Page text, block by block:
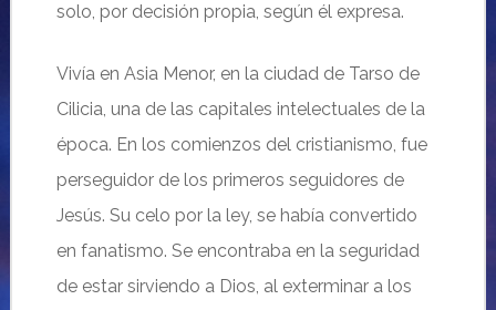
solo, por decisión propia, según él expresa.
Vivía en Asia Menor, en la ciudad de Tarso de
Cilicia, una de las capitales intelectuales de la
época. En los comienzos del cristianismo, fue
perseguidor de los primeros seguidores de
Jesús. Su celo por la ley, se había convertido
en fanatismo. Se encontraba en la seguridad
de estar sirviendo a Dios, al exterminar a los